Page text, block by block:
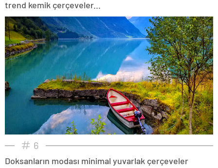
trend kemik çerçeveler...
6
Doksanların modası minimal yuvarlak çerçeveler